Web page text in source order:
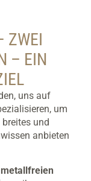
ZWEI
– EIN
uns auf
um
und
anbieten
metallfreien